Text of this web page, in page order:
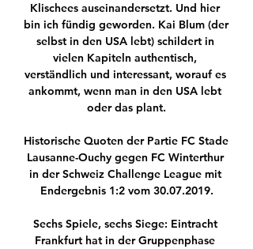
Klischees auseinandersetzt. Und hier
bin ich fündig geworden. Kai Blum (der
selbst in den USA lebt) schildert in
vielen Kapiteln authentisch,
verständlich und interessant, worauf es
ankommt, wenn man in den USA lebt
oder das plant.
Historische Quoten der Partie FC Stade
Lausanne-Ouchy gegen FC Winterthur
in der Schweiz Challenge League mit
Endergebnis 1:2 vom 30.07.2019.
Sechs Spiele, sechs Siege: Eintracht
Frankfurt hat in der Gruppenphase